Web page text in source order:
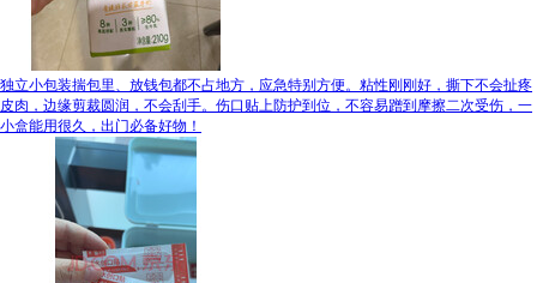
独立小包装揣包里、放钱包都不占地方，应急特别方便。粘性刚刚好，撕下不会扯疼
皮肉，边缘剪裁圆润，不会刮手。伤口贴上防护到位，不容易蹭到摩擦二次受伤，一
小盒能用很久，出门必备好物！